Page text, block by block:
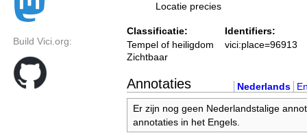
Build Vici.org:
Locatie precies
Classificatie:
Tempel of heiligdom
Zichtbaar
Identifiers:
vici:place=96913
Annotaties Nederlands
Er zijn nog geen Nederlandstalige
annotaties in het Engels.